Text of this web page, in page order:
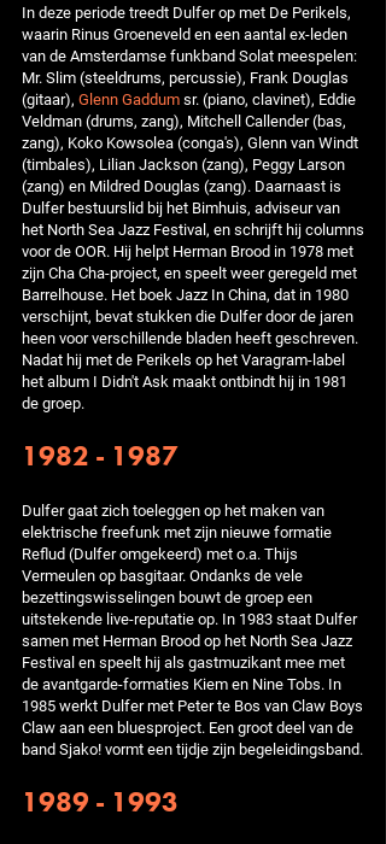
In deze periode treedt Dulfer op met De Perikels,
waarin Rinus Groeneveld en een aantal ex-leden
van de Amsterdamse funkband Solat meespelen:
Mr. Slim (steeldrums, percussie), Frank Douglas
(gitaar), Glenn Gaddumsr. (piano, clavinet), Eddie
Veldman (drums, zang), Mitchell Callender (bas,
zang), Koko Kowsolea (conga's), Glenn van Windt
(timbales), Lilian Jackson (zang), Peggy Larson
(zang) en Mildred Douglas (zang). Daarnaast is
Dulfer bestuurslid bij het Bimhuis, adviseur van
het North Sea Jazz Festival, en schrijft hij columns
voor de OOR. Hij helpt Herman Brood in 1978 met
zijn Cha Cha-project, en speelt weer geregeld met
Barrelhouse. Het boek Jazz In China, dat in 1980
verschijnt, bevat stukken die Dulfer door de jaren
heen voor verschillende bladen heeft geschreven.
Nadat hij met de Perikels op het Varagram-label
het album I Didn't Ask maakt ontbindt hij in 1981
de groep.
1982 - 1987
Dulfer gaat zich toeleggen op het maken van
elektrische freefunk met zijn nieuwe formatie
Reflud (Dulfer omgekeerd) met o.a. Thijs
Vermeulen op basgitaar. Ondanks de vele
bezettingswisselingen bouwt de groep een
uitstekende live-reputatie op. In 1983 staat Dulfer
samen met Herman Brood op het North Sea Jazz
Festival en speelt hij als gastmuzikant mee met
de avantgarde-formaties Kiem en Nine Tobs. In
1985 werkt Dulfer met Peter te Bos van Claw Boys
Claw aan een bluesproject. Een groot deel van de
band Sjako! vormt een tijdje zijn begeleidingsband.
1989 - 1993